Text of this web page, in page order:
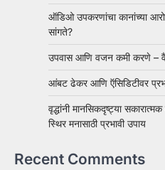
ऑडिओ उपकरणांचा कानांच्या
सांगते?
उपवास आणि वजन कमी करणे –
आंबट ढेकर आणि ऍसिडिटीवर
वृद्धांनी मानसिकदृष्ट्या
स्थिर मनासाठी प्रभावी उपाय
Recent Comments